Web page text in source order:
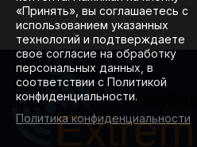
«Принять», вы соглашаетесь с
использованием указанных
технологий и подтверждаете
свое согласие на обработку
персональных данных, в
соответствии с Политикой
конфиденциальности.
Политика конфиденциальности